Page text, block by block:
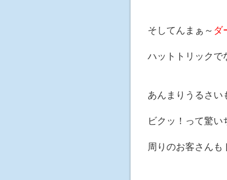
そしてんまぁ～ ダ
ハットトリックで
あんまりうるさい
ビクッ！って驚
周りのお客さんも